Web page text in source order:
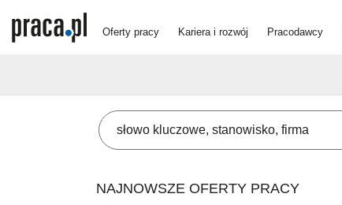
Oferty pracy Kariera i rozwój Pracodawcy
NAJNOWSZE OFERTY PRACY